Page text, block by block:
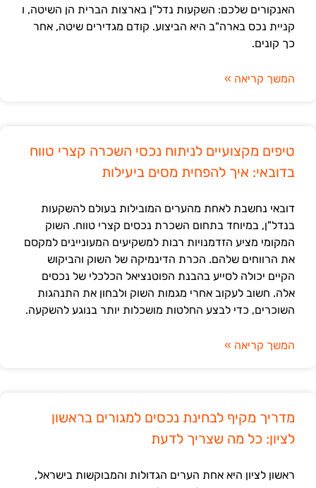
האנקורים שלכם: השקעות נדל"ן בארצות הברית הן השיטה, ו
קניית נכס בארה"ב היא הביצוע. קודם מגדירים שיטה, אחר
כך קונים.
המשך קריאה »
טיפים מקצועיים לניתוח נכסי השכרה קצרי טווח
בדובאי: איך להפחית מסים ביעילות
דובאי נחשבת לאחת מהערים המובילות בעולם להשקעות
בנדל"ן, במיוחד בתחום השכרת נכסים קצרי טווח. השוק
המקומי מציע הזדמנויות רבות למשקיעים המעוניינים למקסם
את הרווחים שלהם. הכרת הדינמיקה של השוק והביקוש
הקיים יכולה לסייע בהבנת הפוטנציאל הכלכלי של נכסים
אלה. חשוב לעקוב אחרי מגמות השוק ולבחון את התנהגות
השוכרים, כדי לבצע החלטות מושכלות יותר בנוגע להשקעה.
המשך קריאה »
מדריך מקיף לבחינת נכסים למגורים בראשון
לציון: כל מה שצריך לדעת
ראשון לציון היא אחת הערים הגדולות והמבוקשות בישראל,